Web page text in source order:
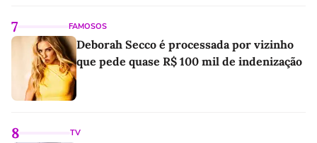
7 FAMOSOS
Deborah Secco é processada por vizinho
que pede quase R$ 100 mil de indenização
8 TV